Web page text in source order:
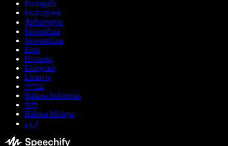
Português
Български
ქართული
Slovenčina
Slovenščina
Eesti
Hrvatski
Ελληνικά
Lietuvių
עברית
Bahasa Indonesia
বাংলা
Bahasa Melayu
اردو